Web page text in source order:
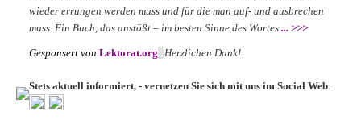
wieder errungen werden muss und für die man auf- und ausbrechen
muss. Ein Buch, das anstößt – im besten Sinne des Wortes ... >>>
Gesponsert von Lektorat.org. Herzlichen Dank!
Stets aktuell informiert, - vernetzen Sie sich mit uns im Social Web: